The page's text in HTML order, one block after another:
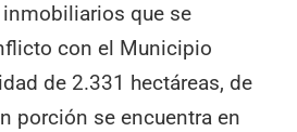
que se
con el Municipio
de 2.331 hectáreas, de
porción se encuentra en